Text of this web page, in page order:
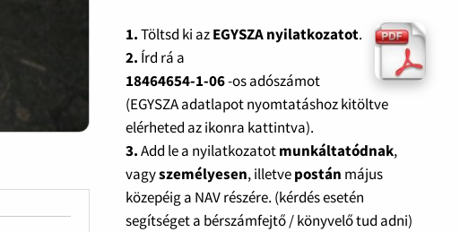
1.Töltsd ki azEGYSZA nyilatkozatot.
2. Írd rá a
18464654-1-06-os adószámot
(EGYSZA adatlapot nyomtatáshoz kitöltve
elérheted az ikonra kattintva).
3.Add le a nyilatkozatotmunkáltatódnak,
vagyszemélyesen, illetvepostán május
közepéig a NAV részére. (kérdés esetén
segítséget a bérszámfejtő / könyvelő tud adni)